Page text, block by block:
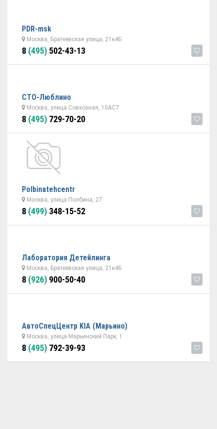
PDR-msk
Москва, Братеевская улица, 21к4Б
8 (495) 502-43-13
СТО-Люблино
Москва, улица Совхозная, 10АC7
8 (495) 729-70-20
Polbinatehcentr
Москва, улица Полбина, 27
8 (499) 348-15-52
Лаборатория Детейлинга
Москва, Братеевская улица, 21к4Б
8 (926) 900-50-40
АвтоСпецЦентр KIA (Марьино)
Москва, улица Марьинский Парк, 1
8 (495) 792-39-93